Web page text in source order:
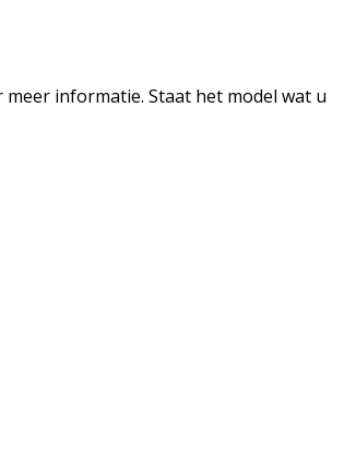
informatie. Staat het model wat u